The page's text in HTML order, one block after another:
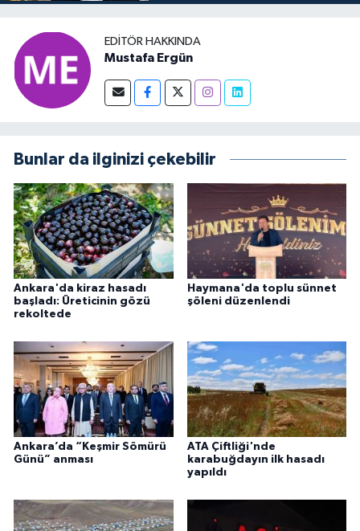
EDITÖR HAKKINDA
Mustafa Ergün
Bunlar da ilginizi çekebilir
Ankara'da kiraz hasadı
başladı: Üreticinin gözü
rekoltede
Haymana'da toplu sünnet
şöleni düzenlendi
Ankara’da “Keşmir Sömürü
Günü” anması
ATA Çiftliği'nde
karabuğdayın ilk hasadı
yapıldı